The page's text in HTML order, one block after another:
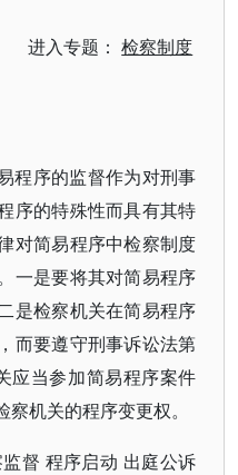
进入专题：检察制度
程序的监督作为对刑事
序的特殊性而具有其特
对简易程序中检察制度
一是要将其对简易程序
是检察机关在简易程序
而要遵守刑事诉讼法第
应当参加简易程序案件
机关的程序变更权。
督 程序启动 出庭公诉